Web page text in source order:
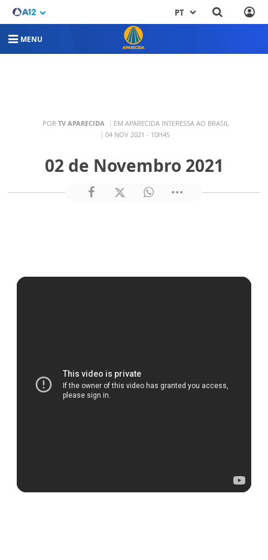
PT
MENU
POR TV APARECIDA
EM APARECIDA INTERESSA AO BRASIL
04 NOV 2021 - 10H45
02 de Novembro 2021